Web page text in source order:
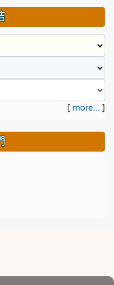
[ more... ]